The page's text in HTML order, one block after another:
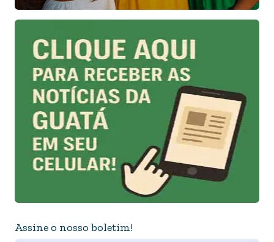
Assine o nosso boletim!